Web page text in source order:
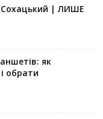
| ЛИШЕ
як
обрати